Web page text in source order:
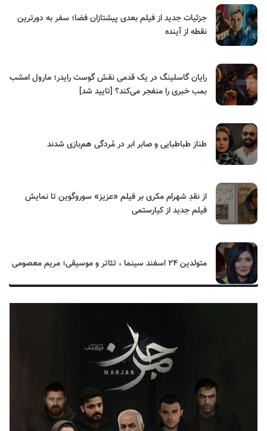
جزئیات جدید از فیلم بعدی پیشتازان فضا؛ سفر به دورترین
نقطه از آینده
رایان گاسلینگ در یک قدمی نقش گوست رایدر؛ مارول امشب
بمب خبری را منفجر می‌کند؟ [تایید شد]
طناز طباطبایی و صابر ابر در مُردگی هم‌بازی شدند
از نقدِ شهرام مکری بر فیلم «عزیز» سوروگوین تا نمایش
فیلم جدید از کیارستمی
متولدین ۲۴ اسفند سینما ، تئاتر و موسیقی؛ مریم معصومی